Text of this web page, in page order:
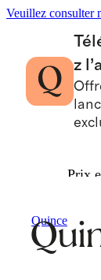
Veuillez consulter
z
Prix
Quince